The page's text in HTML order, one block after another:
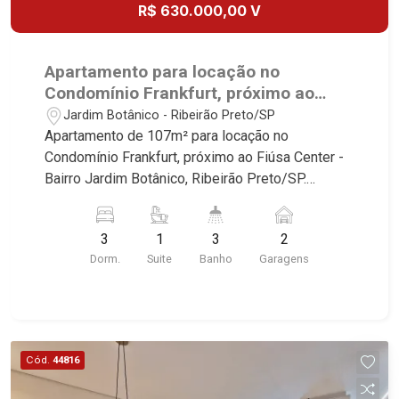
R$ 630.000,00 V
Apartamento para locação no
Condomínio Frankfurt, próximo ao
Fiúsa Center - Ribeirão Preto/SP.
Jardim Botânico - Ribeirão Preto/SP
Apartamento de 107m² para locação no
Condomínio Frankfurt, próximo ao Fiúsa Center -
Bairro Jardim Botânico, Ribeirão Preto/SP.
Martinelli Imobiliária selecionou para você: -
107m² de área útil - 3 dormitórios sendo 2 com
armários e 1 suíte com ar-condicionado -
no mercado imobiliário de Ribeirão Preto.
Referência em imóveis de alto padrão, somos
especialistas na venda e locação de
3
Dorm.
1
Suite
3
Banho
2
Garagens
Cód. 44816